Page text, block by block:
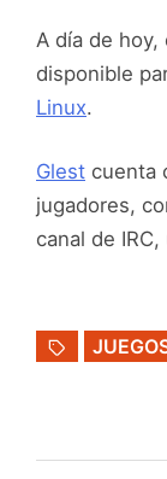
A día de
disponible
Linux.
Glest cuenta
jugadores,
canal de